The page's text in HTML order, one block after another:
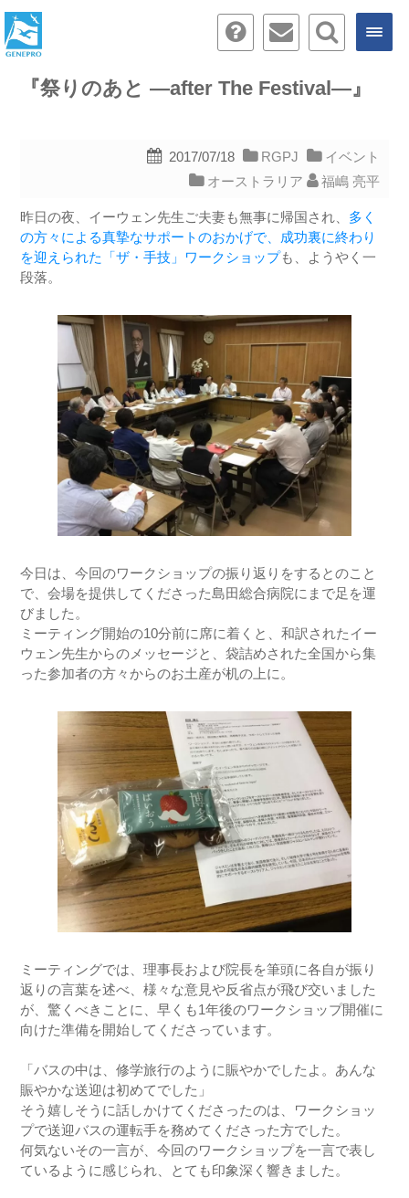
『祭りのあと ―after The Festival―』
2017/07/18 RGPJ
イベント
オーストラリア
福嶋 亮平
昨日の夜、イーウェン先生ご夫妻も無事に帰国され、 多く
の方々による真摯なサポートのおかげで、成功裏に終わり
を迎えられた「ザ・手技」ワークショップも、ようやく一
段落。
今日は、今回のワークショップの振り返りをするとのこと
で、会場を提供してくださった島田総合病院にまで足を運
びました。
ミーティング開始の10分前に席に着くと、和訳されたイー
ウェン先生からのメッセージと、袋詰めされた全国から集
った参加者の方々からのお土産が机の上に。
ミーティングでは、理事長および院長を筆頭に各自が振り
返りの言葉を述べ、様々な意見や反省点が飛び交いました
が、驚くべきことに、早くも1年後のワークショップ開催に
向けた準備を開始してくださっています。
「バスの中は、修学旅行のように賑やかでしたよ。あんな
賑やかな送迎は初めてでした」
そう嬉しそうに話しかけてくださったのは、ワークショッ
プで送迎バスの運転手を務めてくださった方でした。
何気ないその一言が、今回のワークショップを一言で表し
ているように感じられ、とても印象深く響きました。